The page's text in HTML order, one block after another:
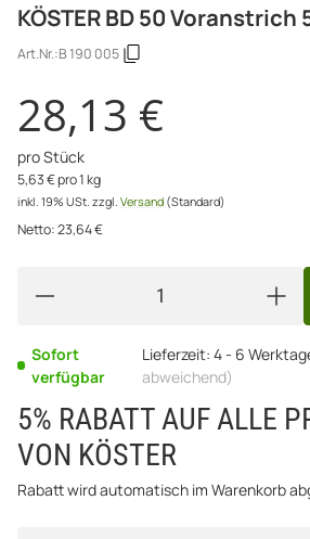
KÖSTER BD 50 Voranstrich
Art.Nr.:B 190 005
28,13 €
pro Stück
5,63 € pro 1 kg
inkl. 19% USt. zzgl. Versand (Standard)
Netto:23,64€
Sofort
verfügbar
Lieferzeit: 4 - 6
abweichend)
5% RABATT AUF ALLE
VON KÖSTER
Rabatt wird automatisch im Warenkorb